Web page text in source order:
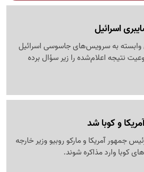
اسرائیل
وابسته به سرویس‌های جاسوسی اسرائیل
نتیجه اعلام‌شده را زیر سؤال برده
و کوبا شد
جمهور آمریکا و مارکو روبیو وزیر خارجه
کوبا وارد مذاکره شوند.